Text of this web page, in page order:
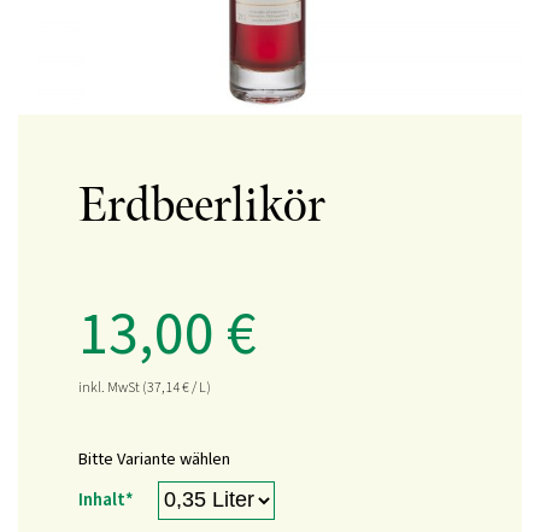
Erdbeerlikör
13,00€
inkl. MwSt(37,14€/ L)
Bitte Variante wählen
Pflichtfeld
Inhalt*